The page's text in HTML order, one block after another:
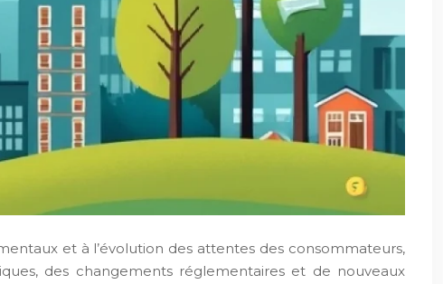
et à l’évolution des attentes des consommateurs,
des changements réglementaires et de nouveaux